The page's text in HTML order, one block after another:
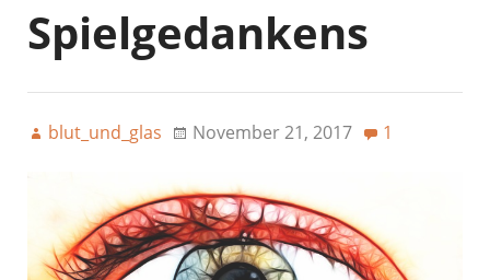
Spielgedankens
blut_und_glas November 21, 2017 1